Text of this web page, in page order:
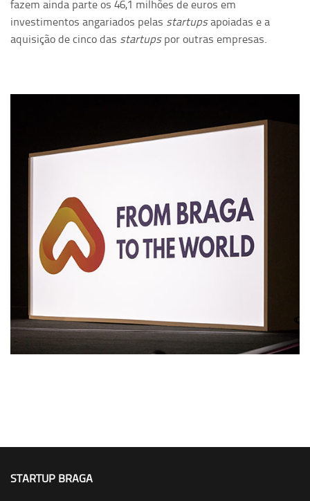
fazem ainda parte os 46,1 milhões de euros em
investimentos angariados pelas startupsapoiadas e a
aquisição de cinco das startupspor outras empresas.
STARTUP BRAGA